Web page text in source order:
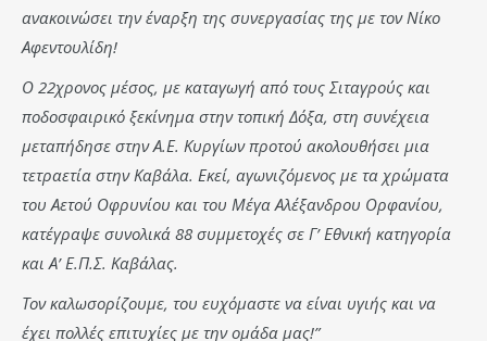
ανακοινώσει την έναρξη της συνεργασίας της με τον Νίκο
Αφεντουλίδη!
Ο 22χρονος μέσος, με καταγωγή από τους Σιταγρούς και
ποδοσφαιρικό ξεκίνημα στην τοπική Δόξα, στη συνέχεια
μεταπήδησε στην Α.Ε. Κυργίων προτού ακολουθήσει μια
τετραετία στην Καβάλα. Εκεί, αγωνιζόμενος με τα χρώματα
του Αετού Οφρυνίου και του Μέγα Αλέξανδρου Ορφανίου,
κατέγραψε συνολικά 88 συμμετοχές σε Γ’ Εθνική κατηγορία
και Α’ Ε.Π.Σ. Καβάλας.
Τον καλωσορίζουμε, του ευχόμαστε να είναι υγιής και να
έχει πολλές επιτυχίες με την ομάδα μας!”